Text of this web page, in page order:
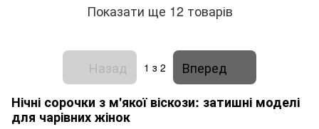
Показати ще 12 товарів
Назад 1 з 2
Вперед
Нічні сорочки з м'якої віскози: затишні моделі
для чарівних жінок